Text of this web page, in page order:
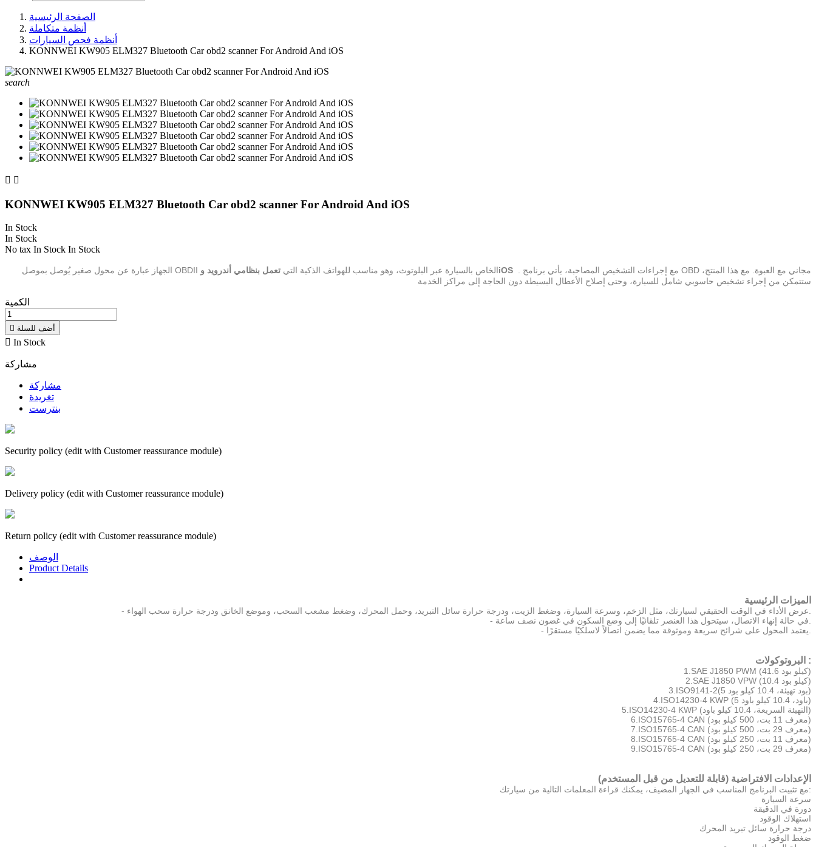
الصفحة الرئيسية
أنظمة متكاملة
أنظمة فحص السيارات
KONNWEI KW905 ELM327 Bluetooth Car obd2 scanner For Android And iOS
search
 
KONNWEI KW905 ELM327 Bluetooth Car obd2 scanner For Android And iOS
In Stock
In Stock
No tax In Stock In Stock
الجهاز عبارة عن محول صغير يُوصل بموصل OBDII الخاص بالسيارة عبر البلوتوث، وهو مناسب للهواتف الذكية التيتعمل بنظامي أندرويد وiOS . مع إجراءات التشخيص المصاحبة، يأتي برنامج OBD مجاني مع العبوة. مع هذا المنتج،
ستتمكن من إجراء تشخيص حاسوبي شامل للسيارة، وحتى إصلاح الأعطال البسيطة دون الحاجة إلى مراكز الخدمة
الكمية
 أضف للسلة
 In Stock
مشاركة
مشاركة
تغريدة
بنترست
Security policy (edit with Customer reassurance module)
Delivery policy (edit with Customer reassurance module)
Return policy (edit with Customer reassurance module)
الوصف
Product Details
الميزات الرئيسية
- عرض الأداء في الوقت الحقيقي لسيارتك، مثل الزخم، وسرعة السيارة، وضغط الزيت، ودرجة حرارة سائل التبريد، وحمل المحرك، وضغط مشعب السحب، وموضع الخانق ودرجة حرارة سحب الهواء.
- في حالة إنهاء الاتصال، سيتحول هذا العنصر تلقائيًا إلى وضع السكون في غضون نصف ساعة.
- يعتمد المحول على شرائح سريعة وموثوقة مما يضمن اتصالاً لاسلكيًا مستقرًا.
البروتوكولات :
1.SAE J1850 PWM (41.6 كيلو بود)
2.SAE J1850 VPW (10.4 كيلو بود)
3.ISO9141-2(5 بود تهيئة، 10.4 كيلو بود)
4.ISO14230-4 KWP (5 باود، 10.4 كيلو باود)
5.ISO14230-4 KWP (التهيئة السريعة، 10.4 كيلو باود)
6.ISO15765-4 CAN (معرف 11 بت، 500 كيلو بود)
7.ISO15765-4 CAN (معرف 29 بت، 500 كيلو بود)
8.ISO15765-4 CAN (معرف 11 بت، 250 كيلو بود)
9.ISO15765-4 CAN (معرف 29 بت، 250 كيلو بود)
الإعدادات الافتراضية (قابلة للتعديل من قبل المستخدم)
مع تثبيت البرنامج المناسب في الجهاز المضيف، يمكنك قراءة المعلمات التالية من سيارتك:
سرعة السيارة
دورة في الدقيقة
استهلاك الوقود
درجة حرارة سائل تبريد المحرك
ضغط الوقود